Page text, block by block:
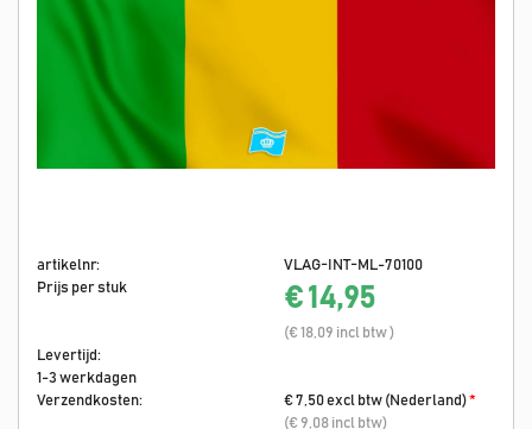
artikelnr:
VLAG-INT-ML-70100
Prijs per stuk
€ 14,95
(€ 18,09 incl btw )
Levertijd:
1-3 werkdagen
Verzendkosten:
€ 7,50 excl btw (Nederland)*
(€ 9,08 incl btw)